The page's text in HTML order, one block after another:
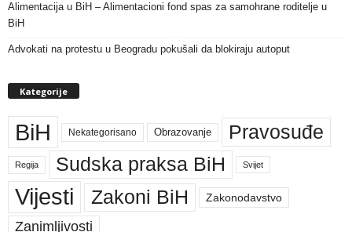
Alimentacija u BiH – Alimentacioni fond spas za samohrane roditelje u
BiH
Advokati na protestu u Beogradu pokušali da blokiraju autoput
Kategorije
BiH Nekategorisano Obrazovanje Pravosuđe
Regija Sudska praksa BiH Svijet
Vijesti Zakoni BiH Zakonodavstvo
Zanimljivosti